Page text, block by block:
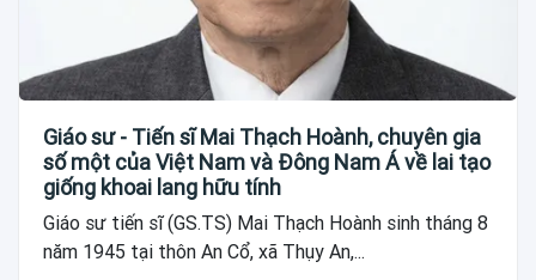
Giáo sư - Tiến sĩ Mai Thạch Hoành, chuyên gia
số một của Việt Nam và Đông Nam Á về lai tạo
giống khoai lang hữu tính
Giáo sư tiến sĩ (GS.TS) Mai Thạch Hoành sinh tháng 8
năm 1945 tại thôn An Cổ, xã Thụy An,...